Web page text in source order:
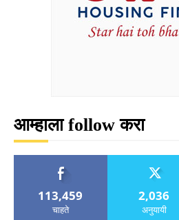
आम्हाला follow करा
113,459
चाहते
2,036
अनुयायी